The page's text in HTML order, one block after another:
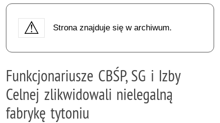
Strona znajduje się w archiwum.
Funkcjonariusze CBŚP, SG i Izby
Celnej zlikwidowali nielegalną
fabrykę tytoniu